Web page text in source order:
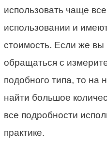
использовать чаще
использовании и
стоимость. Если же вы
обращаться с
подобного типа, то
найти большое
все подробности
практике.